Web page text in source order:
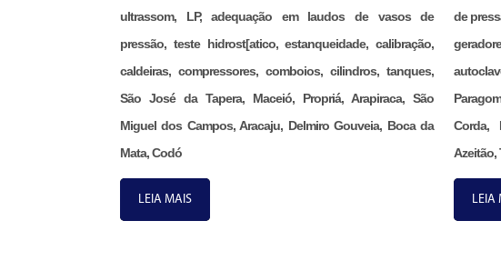
ultrassom, LP, adequação em laudos de vasos de
pressão, teste hidrost[atico, estanqueidade, calibração,
caldeiras, compressores, comboios, cilindros, tanques,
São José da Tapera, Maceió, Propriá, Arapiraca, São
Miguel dos Campos, Aracaju, Delmiro Gouveia, Boca da
Mata, Codó
LEIA MAIS
de
Corda,
Azeitão,
LEIA